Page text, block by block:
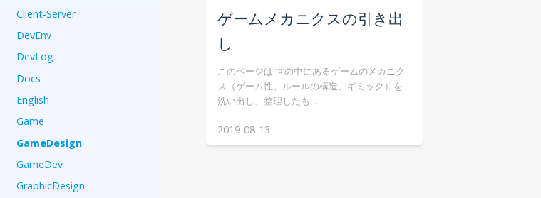
Client-Server
DevEnv
DevLog
Docs
English
Game
GameDesign
GameDev
GraphicDesign
ゲームメカニクスの引き出
し
このページは 世の中にあるゲームのメカニク
ス（ゲーム性、ルールの構造、ギミック）を
洗い出し、整理したも…
2019-08-13